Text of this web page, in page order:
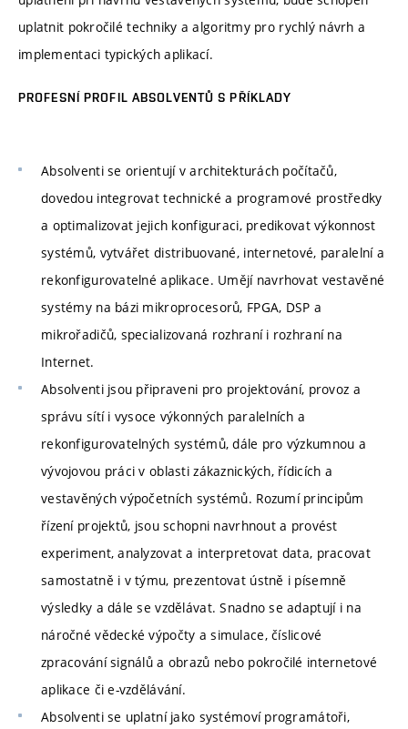
uplatnit pokročilé techniky a algoritmy pro rychlý návrh a
implementaci typických aplikací.
PROFESNÍ PROFIL ABSOLVENTŮ S PŘÍKLADY
Absolventi se orientují v architekturách počítačů,
dovedou integrovat technické a programové prostředky
a optimalizovat jejich konfiguraci, predikovat výkonnost
systémů, vytvářet distribuované, internetové, paralelní a
rekonfigurovatelné aplikace. Umějí navrhovat vestavěné
systémy na bázi mikroprocesorů, FPGA, DSP a
mikrořadičů, specializovaná rozhraní i rozhraní na
Internet.
Absolventi jsou připraveni pro projektování, provoz a
správu sítí i vysoce výkonných paralelních a
rekonfigurovatelných systémů, dále pro výzkumnou a
vývojovou práci v oblasti zákaznických, řídicích a
vestavěných výpočetních systémů. Rozumí principům
řízení projektů, jsou schopni navrhnout a provést
experiment, analyzovat a interpretovat data, pracovat
samostatně i v týmu, prezentovat ústně i písemně
výsledky a dále se vzdělávat. Snadno se adaptují i na
náročné vědecké výpočty a simulace, číslicové
zpracování signálů a obrazů nebo pokročilé internetové
aplikace či e-vzdělávání.
Absolventi se uplatní jako systémoví programátoři,